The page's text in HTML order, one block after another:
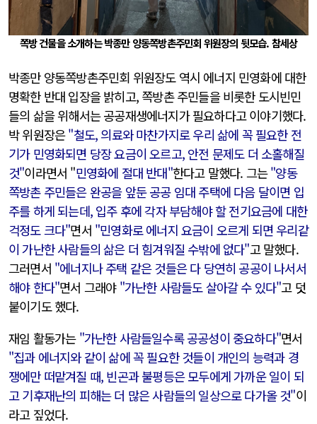
쪽방 건물을 소개하는 박종만 양동쪽방촌주민회 위원장의 뒷모습. 참세상
박종만 양동쪽방촌주민회 위원장도 역시 에너지 민영화에 대한
명확한 반대 입장을 밝히고, 쪽방촌 주민들을 비롯한 도시빈민
들의 삶을 위해서는 공공재생에너지가 필요하다고 이야기했다.
박 위원장은"철도, 의료와 마찬가지로 우리 삶에 꼭 필요한 전
기가 민영화되면 당장 요금이 오르고, 안전 문제도 더 소홀해질
것"이라면서 "민영화에 절대 반대"한다고 말했다. 그는"양동
쪽방촌 주민들은 완공을 앞둔 공공 임대 주택에 다음 달이면 입
주를 하게 되는데, 입주 후에 각자 부담해야 할 전기요금에 대한
걱정도 크다"면서 "민영화로 에너지 요금이 오르게 되면 우리같
이 가난한 사람들의 삶은 더 힘겨워질 수밖에 없다"고 말했다.
그러면서 "에너지나 주택 같은 것들은 다 당연히 공공이 나서서
해야 한다"면서 그래야"가난한 사람들도 살아갈 수 있다"고 덧
붙이기도 했다.
재임 활동가는 "가난한 사람들일수록 공공성이 중요하다"면서
"집과 에너지와 같이 삶에 꼭 필요한 것들이 개인의 능력과 경
쟁에만 떠맡겨질 때, 빈곤과 불평등은 모두에게 가까운 일이 되
고 기후재난의 피해는 더 많은 사람들의 일상으로 다가올 것"이
라고 짚었다.